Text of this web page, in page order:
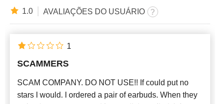
1.0 AVALIAÇÕES DO USUÁRIO
SCAMMERS
SCAM COMPANY. DO NOT USE!! If could put no
stars I would. I ordered a pair of earbuds. When they
1